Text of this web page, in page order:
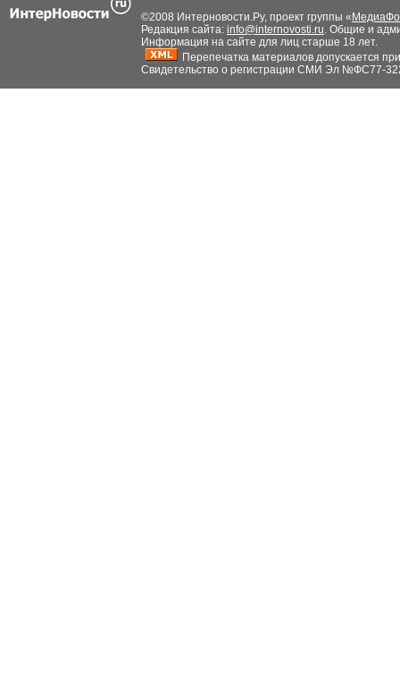
©2008 Интерновости.Ру, проект группы «
Редакция сайта: info@internovosti.ru. Общие и
Информация на сайте для лиц старше 18 лет.
Перепечатка материалов допускается
Свидетельство о регистрации СМИ Эл №ФС77-